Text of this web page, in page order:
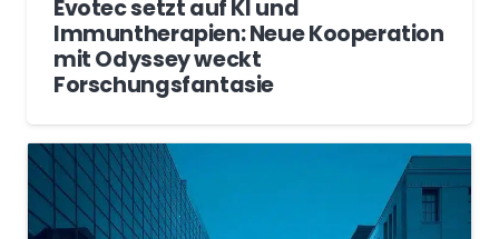
Evotec setzt auf KI und
Immuntherapien: Neue Kooperation
mit Odyssey weckt
Forschungsfantasie